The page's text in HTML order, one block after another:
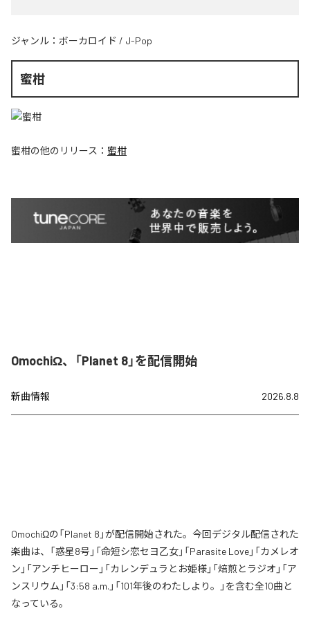
ジャンル： ボーカロイド / J-Pop
蜜柑
蜜柑の他のリリース： 蜜柑
OmochiΩ、「Planet 8」を配信開始
新曲情報 2026.8.8
OmochiΩの「Planet 8」が配信開始された。今回デジタル配信された
楽曲は、「惑星8号」「命短シ恋セヨ乙女」「Parasite Love」「カメレオ
ン」「アンチヒーロー」「カレンデュラとお姫様」「焙煎とラジオ」「ア
ンスリウム」「3:58 a.m.」「101年後のわたしより。」を含む全10曲と
なっている。